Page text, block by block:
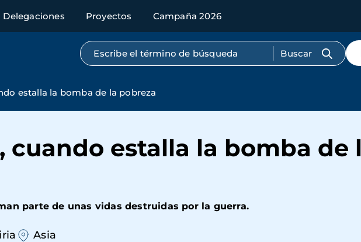
Delegaciones Proyectos Campaña 2026
Búsqueda por texto completo
de
estalla la bomba de la pobreza
cuando estalla la bomba de
parte de unas vidas destruidas por la guerra.
Asia